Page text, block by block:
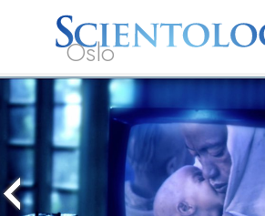
Oslo
L. Ron
Hubbard
Hva er
Scientology?
Frivillige